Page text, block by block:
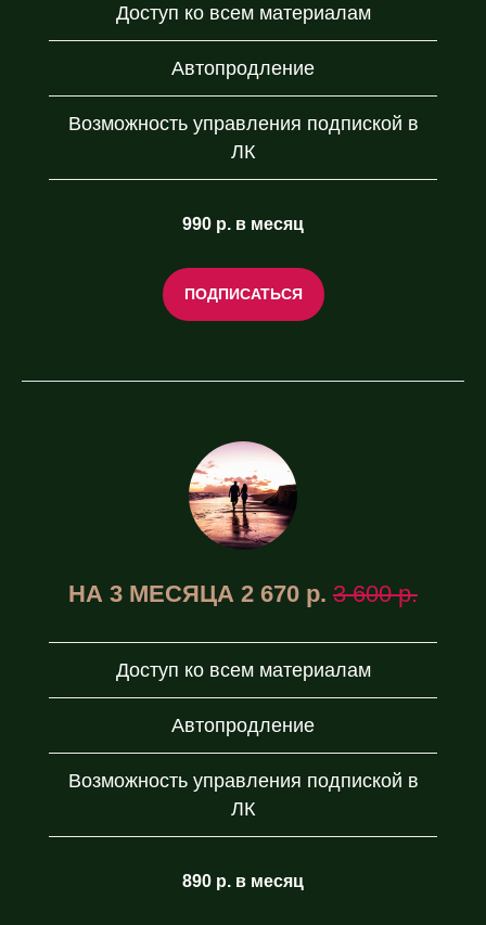
Доступ ко всем материалам
Автопродление
Возможность управления подпиской в
ЛК
990 р. в месяц
ПОДПИСАТЬСЯ
НА 3 МЕСЯЦА 2 670 р. 3 600 р.
Доступ ко всем материалам
Автопродление
Возможность управления подпиской в
ЛК
890 р. в месяц